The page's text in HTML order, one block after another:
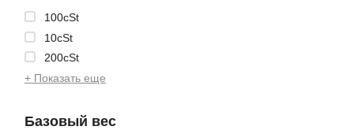
100cSt
10cSt
200cSt
+ Показать еще
Базовый вес